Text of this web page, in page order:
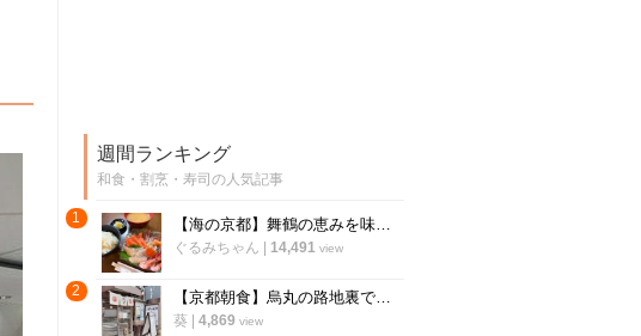
週間ランキング
和食・割烹・寿司の人気記事
1 【海の京都】舞鶴の恵みを味わう海鮮ランチ♡ 魚屋直営の穴場店 『大六丸』
ぐるみちゃん 14,491 view
2 【京都朝食】烏丸の路地裏で見つけた！一等米100%使用、絶品のおにぎり専門店
葵 4,869 view